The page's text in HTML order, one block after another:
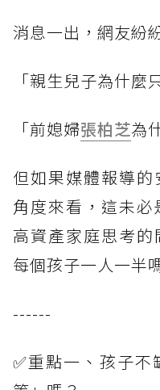
消息一出，網友紛
「親生兒子為什麼
「前媳婦張柏芝為
但如果媒體報導
角度來看，這未
高資產家庭思考
每個孩子一人一半
------
✅重點一、孩子